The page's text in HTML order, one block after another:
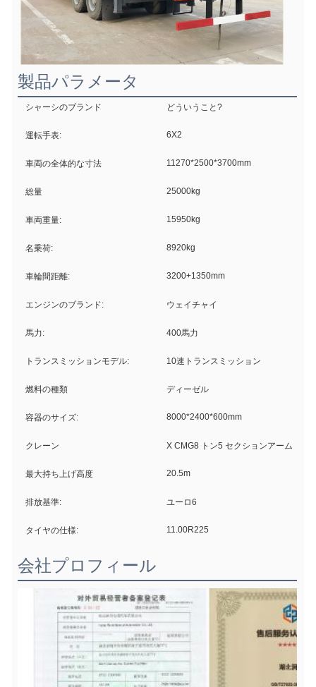
製品パラメータ
シャーシのブランド どういうこと?
運転手表: 6X2
車両の全体的な寸法 11270*2500*3700mm
総量 25000kg
車両重量: 15950kg
名乗荷: 8920kg
車輪間距離: 3200+1350mm
エンジンのブランド: ウェイチャイ
馬力: 400馬力
トランスミッションモデル: 10速トランスミッション
燃料の種類 ディーゼル
容器のサイズ: 8000*2400*600mm
クレーン X CMG8 トン5 セクションアーム
最大持ち上げ高度 20.5m
排放基準: ユーロ6
タイヤの仕様: 11.00R225
会社プロフィール